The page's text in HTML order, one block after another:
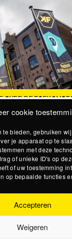
cookie
te bieden, gebruiken
je apparaat op te
met deze
of unieke ID's op
of uw toestemming
op bepaalde functies
Accepteren
Weigeren
OVER DE TOEKOMST
KROEPOEKFABRIEK